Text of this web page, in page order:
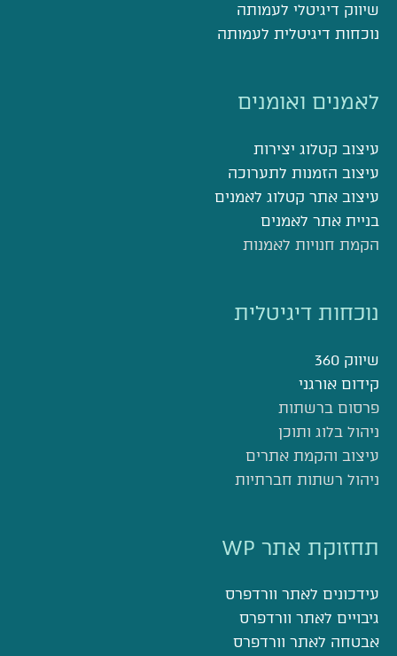
שיווק דיגיטלי לעמותה
נוכחות דיגיטלית לעמותה
לאמנים ואומנים
עיצוב קטלוג יצירות
עיצוב הזמנות לתערוכה
עיצוב אתר קטלוג לאמנים
בניית אתר לאמנים
הקמת חנויות לאמנות
נוכחות דיגיטלית
שיווק 360
קידום אורגני
פרסום ברשתות
ניהול בלוג ותוכן
עיצוב והקמת אתרים
ניהול רשתות חברתיות
תחזוקת אתר WP
עידכונים לאתר וורדפרס
גיבויים לאתר וורדפרס
אבטחה לאתר וורדפרס